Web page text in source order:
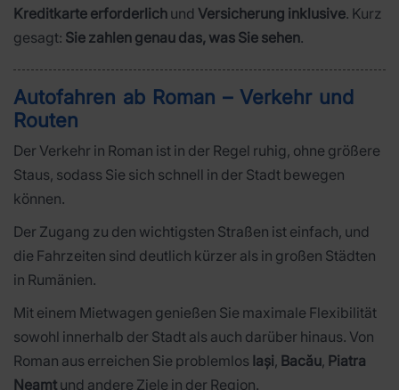
Kreditkarte erforderlich und Versicherung inklusive. Kurz
gesagt: Sie zahlen genau das, was Sie sehen.
Autofahren ab Roman – Verkehr und
Routen
Der Verkehr in Roman ist in der Regel ruhig, ohne größere
Staus, sodass Sie sich schnell in der Stadt bewegen
können.
Der Zugang zu den wichtigsten Straßen ist einfach, und
die Fahrzeiten sind deutlich kürzer als in großen Städten
in Rumänien.
Mit einem Mietwagen genießen Sie maximale Flexibilität
sowohl innerhalb der Stadt als auch darüber hinaus. Von
Roman aus erreichen Sie problemlos Iași, Bacău, Piatra
Neamț und andere Ziele in der Region.